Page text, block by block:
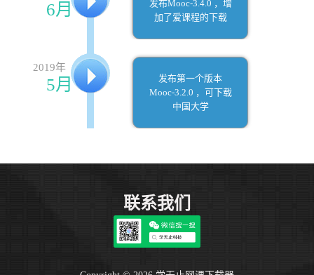
6月
发布Mooc-3.4.0 ，增
加了爱课程的下载
2019年
5月
发布第一个版本
Mooc-3.2.0 ，可下载
中国大学
联系我们